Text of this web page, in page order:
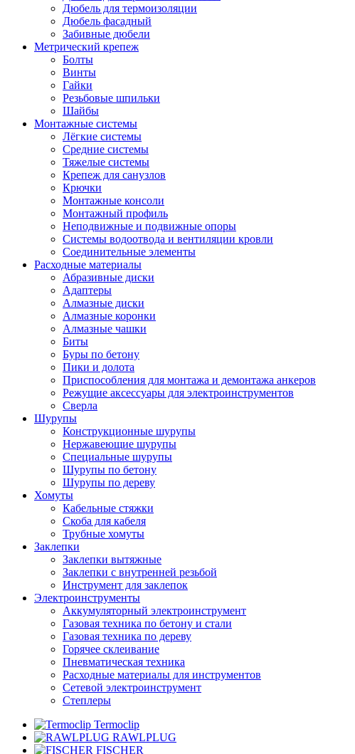
Дюбель для термоизоляции
Дюбель фасадный
Забивные дюбели
Метрический крепеж
Болты
Винты
Гайки
Резьбовые шпильки
Шайбы
Монтажные системы
Лёгкие системы
Средние системы
Тяжелые системы
Крепеж для санузлов
Крючки
Монтажные консоли
Монтажный профиль
Неподвижные и подвижные опоры
Системы водоотвода и вентиляции кровли
Соединительные элементы
Расходные материалы
Абразивные диски
Адаптеры
Алмазные диски
Алмазные коронки
Алмазные чашки
Биты
Буры по бетону
Пики и долота
Приспособления для монтажа и демонтажа анкеров
Режущие аксессуары для электроинструментов
Сверла
Шурупы
Конструкционные шурупы
Нержавеющие шурупы
Специальные шурупы
Шурупы по бетону
Шурупы по дереву
Хомуты
Кабельные стяжки
Скоба для кабеля
Трубные хомуты
Заклепки
Заклепки вытяжные
Заклепки с внутренней резьбой
Инструмент для заклепок
Электроинструменты
Аккумуляторный электроинструмент
Газовая техника по бетону и стали
Газовая техника по дереву
Горячее склеивание
Пневматическая техника
Расходные материалы для инструментов
Сетевой электроинструмент
Степлеры
Termoclip
RAWLPLUG
FISCHER